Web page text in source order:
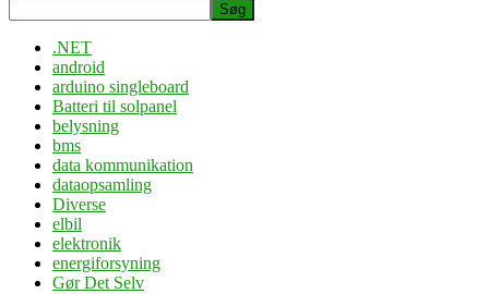
Søg
.NET
android
arduino singleboard
Batteri til solpanel
belysning
bms
data kommunikation
dataopsamling
Diverse
elbil
elektronik
energiforsyning
Gør Det Selv